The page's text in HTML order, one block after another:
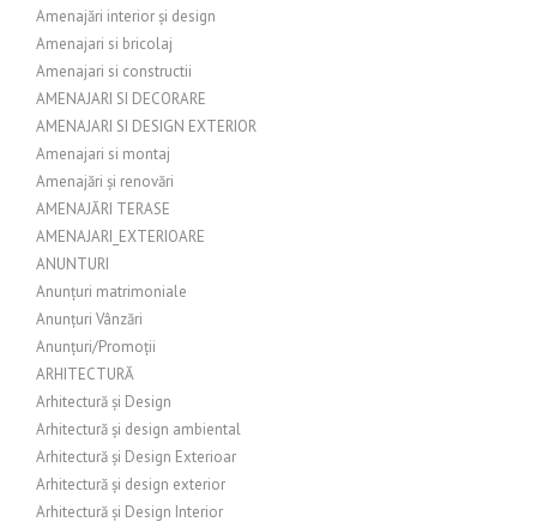
Amenajări interior și design
Amenajari si bricolaj
Amenajari si constructii
AMENAJARI SI DECORARE
AMENAJARI SI DESIGN EXTERIOR
Amenajari si montaj
Amenajări și renovări
AMENAJĂRI TERASE
AMENAJARI_EXTERIOARE
ANUNTURI
Anunțuri matrimoniale
Anunțuri Vânzări
Anunțuri/Promoții
ARHITECTURĂ
Arhitectură și Design
Arhitectură și design ambiental
Arhitectură și Design Exterioar
Arhitectură și design exterior
Arhitectură și Design Interior